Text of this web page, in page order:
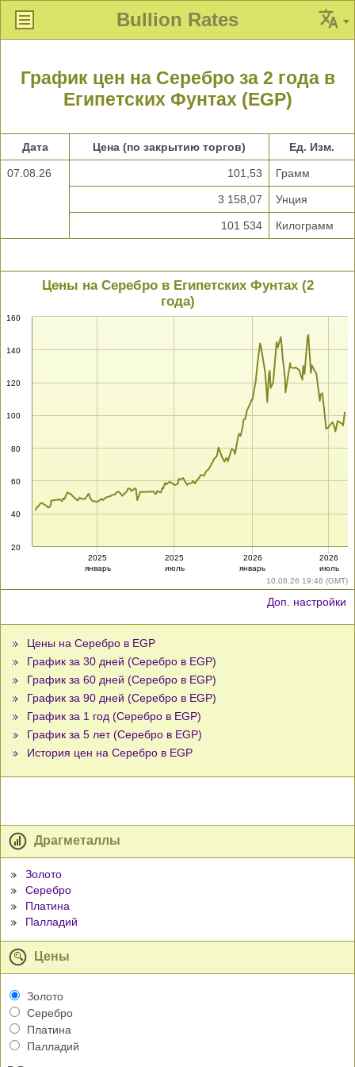
Bullion Rates
График цен на Серебро за 2 года в
Египетских Фунтах (EGP)
Дата Цена (по закрытию торгов) Ед. Изм.
07.08.26 101,53 Грамм
3 158,07 Унция
101 534 Килограмм
10.08.26 19:46 (GMT)
Цены на Серебро в Египетских Фунтах (2
года)
20
40
60
80
100
120
140
160
2025
январь
2025
июль
2026
январь
2026
июль
Доп. настройки
Цены на Серебро в EGP
График за 30 дней (Серебро в EGP)
График за 60 дней (Серебро в EGP)
График за 90 дней (Серебро в EGP)
График за 1 год (Серебро в EGP)
График за 5 лет (Серебро в EGP)
История цен на Серебро в EGP
Драгметаллы
Золото
Серебро
Платина
Палладий
Цены
Золото
Серебро
Платина
Палладий